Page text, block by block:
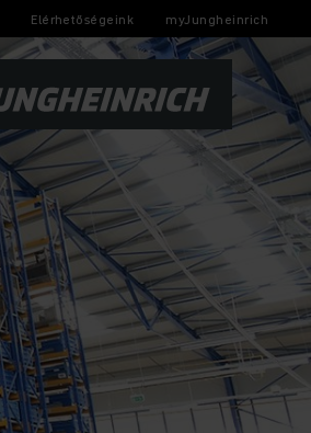
Elérhetőségeink myJungheinrich